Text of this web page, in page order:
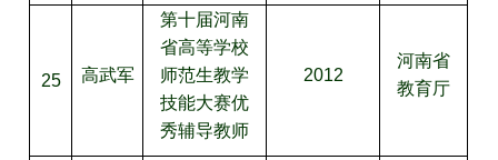
25 高武军
第十届河南
省高等学校
师范生教学
技能大赛优
秀辅导教师
2012
河南省
教育厅